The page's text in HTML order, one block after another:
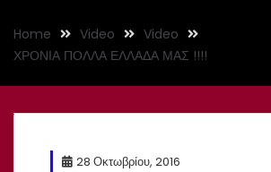
Home Video
Video
ΧΡΟΝΙΑ ΠΟΛΛΑ ΕΛΛΑΔΑ ΜΑΣ !!!!
28 Οκτωβρίου, 2016